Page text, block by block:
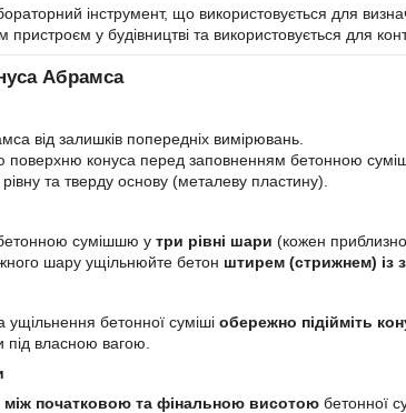
інструмент, що використовується для
пристроєм у будівництві та використовується для
Абрамса
від залишків попередніх вимірювань.
поверхню конуса перед заповненням бетонною
та тверду основу (металеву пластину).
сумішшю у три рівні шари (кожен
шару ущільнюйте бетон штирем (стрижнем) із
ущільнення бетонної суміші обережно підійміть
під власною вагою.
між початковою та фінальною висотою бетонної